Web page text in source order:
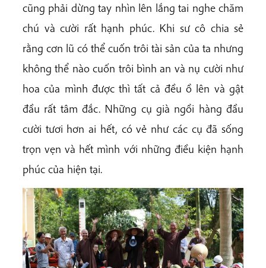
cũng phải dừng tay nhìn lên lắng tai nghe chăm
chú và cười rất hạnh phúc. Khi sư cô chia sẻ
rằng cơn lũ có thể cuốn trôi tài sản của ta nhưng
không thể nào cuốn trôi bình an và nụ cười như
hoa của mình được thì tất cả đều ồ lên và gật
đầu rất tâm đắc. Những cụ già ngồi hàng đầu
cười tươi hơn ai hết, có vẻ như các cụ đã sống
trọn vẹn và hết mình với những điều kiện hạnh
phúc của hiện tại.